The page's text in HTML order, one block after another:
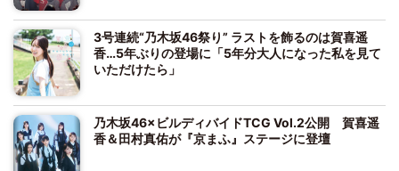
3号連続“乃木坂46祭り” ラストを飾るのは賀喜遥
香…5年ぶりの登場に「5年分大人になった私を見て
いただけたら」
乃木坂46×ビルディバイドTCG Vol.2公開 賀喜遥
香＆田村真佑が『京まふ』ステージに登壇